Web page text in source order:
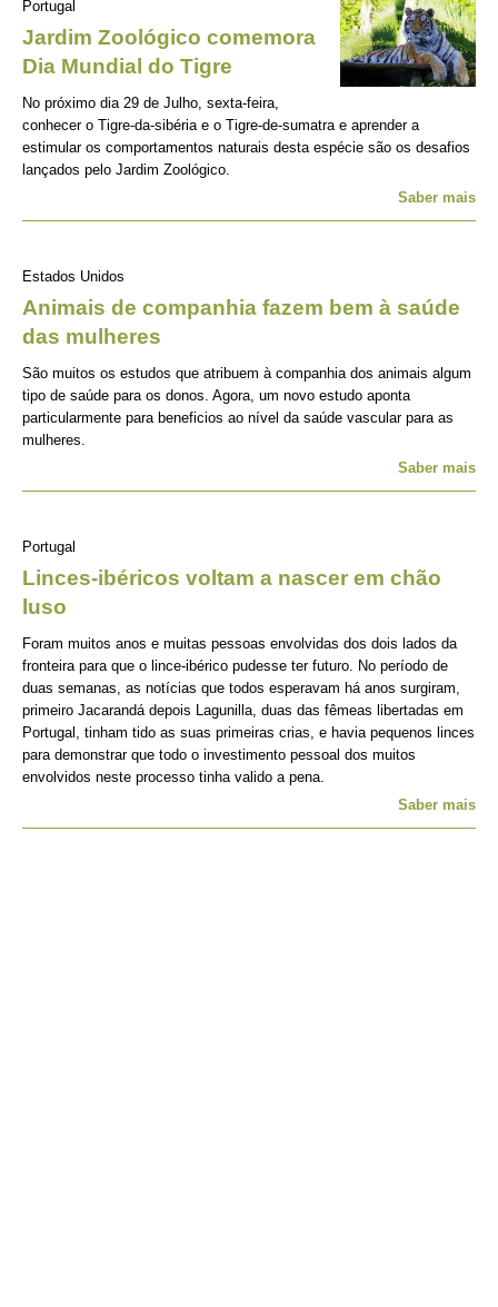
Portugal
Jardim Zoológico comemora
Dia Mundial do Tigre
No próximo dia 29 de Julho, sexta-feira,
conhecer o Tigre-da-sibéria e o Tigre-de-sumatra e aprender a
estimular os comportamentos naturais desta espécie são os desafios
lançados pelo Jardim Zoológico.
Saber mais
Estados Unidos
Animais de companhia fazem bem à saúde
das mulheres
São muitos os estudos que atribuem à companhia dos animais algum
tipo de saúde para os donos. Agora, um novo estudo aponta
particularmente para beneficios ao nível da saúde vascular para as
mulheres.
Saber mais
Portugal
Linces-ibéricos voltam a nascer em chão
luso
Foram muitos anos e muitas pessoas envolvidas dos dois lados da
fronteira para que o lince-ibérico pudesse ter futuro. No período de
duas semanas, as notícias que todos esperavam há anos surgiram,
primeiro Jacarandá depois Lagunilla, duas das fêmeas libertadas em
Portugal, tinham tido as suas primeiras crias, e havia pequenos linces
para demonstrar que todo o investimento pessoal dos muitos
envolvidos neste processo tinha valido a pena.
Saber mais